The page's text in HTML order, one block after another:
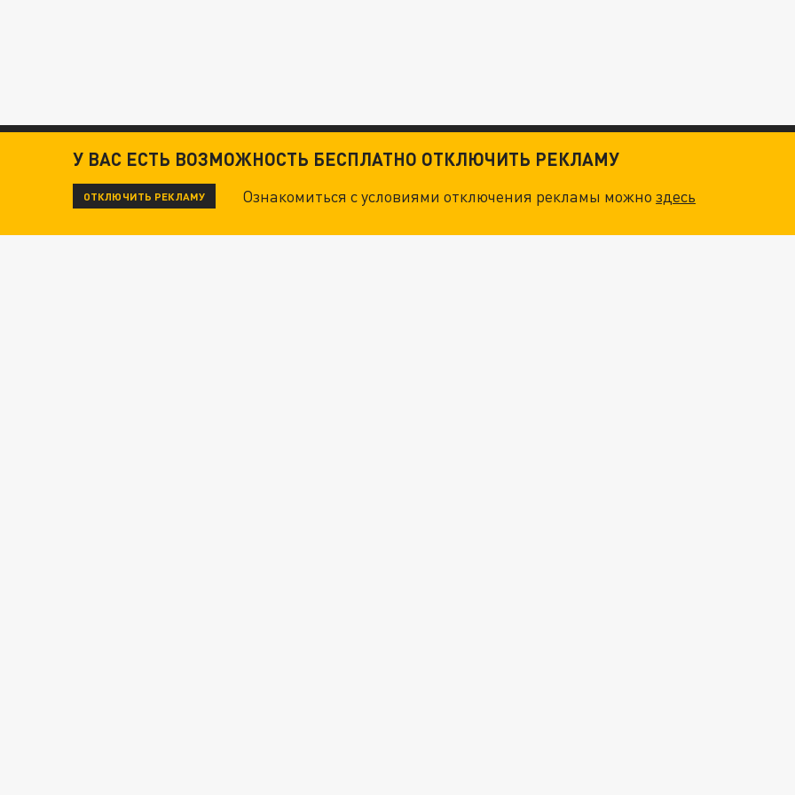
У ВАС ЕСТЬ ВОЗМОЖНОСТЬ БЕСПЛАТНО ОТКЛЮЧИТЬ РЕКЛАМУ
ОТКЛЮЧИТЬ РЕКЛАМУ Ознакомиться с условиями отключения рекламы можноздесь